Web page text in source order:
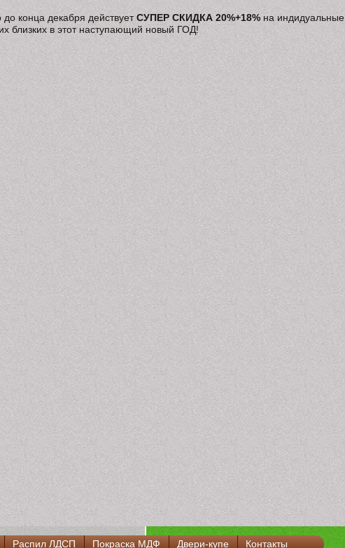
до конца декабря действуетСУПЕР СКИДКА 20%+18% на индидуальные
близких в этот наступающий новый ГОД!
Распил ЛДСП Покраска МДФ Двери-купе Контакты